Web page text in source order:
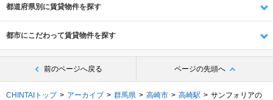
都道府県別に賃貸物件を探す
都市にこだわって賃貸物件を探す
前のページへ戻る ページの先頭へ
CHINTAIトップ アーカイブ 群馬県 高崎市 高崎駅
サンフォリアの